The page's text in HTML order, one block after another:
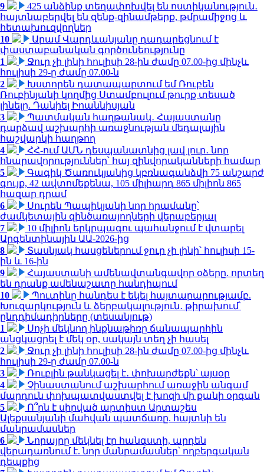
9
425 անձինք տեղափոխվել են ոստիկանություն․
հայտնաբերվել են զենք-զինամթերք, թմրամիջոց և
հետախուզվողներ
10
Արամ Վարդևանյանը դադարեցնում է
փաստաբանական գործունեությունը
1
Ջուր չի լինի հուլիսի 28-ին ժամը 07.00-ից մինչև
հուլիսի 29-ը ժամը 07.00-ն
2
Խստորեն դատապարտում եմ Ռուբեն
Ռուբինյանի կողմից Ստամբուլում թուրք տեսած
լինելը. Դանիել Իոաննիսյան
3
Պատմական հաղթանակ․ Հայաստանը
դարձավ աշխարհի առաջնության մեդալային
հաշվարկի հաղթող
4
ՀՀ-ում ԱՄՆ դեսպանատնից լավ լուր․ նոր
հնարավորություններ՝ հայ զինվորականների համար
5
Գագիկ Ծառուկյանից կբռնագանձվի 75 անշարժ
գույք, 42 ավտոմեքենա, 105 միլիարդ 865 միլիոն 865
հազար դրամ
6
Սուրեն Պապիկյանի նոր հրամանը՝
ժամկետային զինծառայողների վերաբերյալ
7
10 միլիոն երկրպագու պահանջում է վտարել
Արգենտինային ԱԱ-2026-ից
8
Տասնյակ հասցեներում ջուր չի լինի՝ հուլիսի 15-
ին և 16-ին
9
Հայաստանի ամենավտանգավոր օձերը. որտեղ
են դրանք ամենաշատը հանդիպում
10
Պուտինը հանդես է եկել հայտարարությամբ.
Խուզարկություն և ձերբակալություն․ թիրախում՝
ընդդիմադիրները (տեսանյութ)
1
Սոչի մեկնող ինքնաթիռը ճանապարհին
անցկացրել է մեկ օր, սակայն տեղ չի հասել
2
Ջուր չի լինի հուլիսի 28-ին ժամը 07.00-ից մինչև
հուլիսի 29-ը ժամը 07.00-ն
3
Ռուբլին թանկացել է․ փոխարժեքն՝ այսօր
4
Չինաստանում աշխարհում առաջին անգամ
մարդուն փոխպատվաստվել է խոզի մի քանի օրգան
5
Ո՞րն է սիրված արտիստ Արտաշես
Ալեքսանյանի մահվան պատճառը. հայտնի են
մանրամասներ
6
Նորայրը մեկնել էր հանգստի, արդեն
վերադառնում է. նոր մանրամասներ՝ ողբերգական
դեպքից